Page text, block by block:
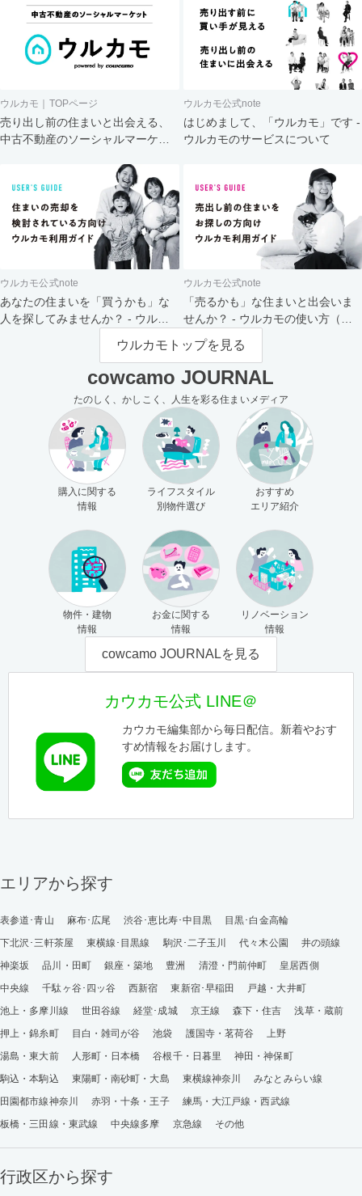
ウルカモ｜TOPページ
売り出し前の住まいと出会える、
中古不動産のソーシャルマーケッ
ウルカモ公式note
はじめまして、「ウルカモ」です -
ウルカモのサービスについて
ウルカモ公式note
あなたの住まいを「買うかも」な
人を探してみませんか？ - ウルカ
ウルカモ公式note
「売るかも」な住まいと出会いま
せんか？ - ウルカモの使い方（買
主さま向け）
ウルカモトップを見る
cowcamo JOURNAL
たのしく、かしこく、人生を彩る住まいメディア
購入に関する
情報
ライフスタイル
別物件選び
おすすめ
エリア紹介
物件・建物
情報
お金に関する
情報
リノベーション
情報
cowcamo JOURNALを見る
カウカモ公式 LINE＠
カウカモ編集部から毎日配信。新着やおす
すめ情報をお届けします。
エリアから探す
表参道･青山 麻布･広尾 渋谷･恵比寿･中目黒
目黒･白金高輪
下北沢･三軒茶屋
東横線･目黒線 駒沢･二子玉川 代々木公園
井の頭線
神楽坂
品川・田町 銀座・築地 豊洲 清澄・門前仲町
皇居西側
中央線
千駄ヶ谷･四ッ谷 西新宿 東新宿･早稲田
戸越・大井町
池上・多摩川線
世田谷線 経堂･成城 京王線 森下・住吉
浅草・蔵前
押上・錦糸町
目白・雑司が谷 池袋 護国寺・茗荷谷
上野
湯島・東大前
人形町・日本橋 谷根千・日暮里
神田・神保町
駒込・本駒込
東陽町・南砂町・大島 東横線神奈川
みなとみらい線
田園都市線神奈川
赤羽・十条・王子
練馬・大江戸線・西武線
板橋・三田線・東武線
中央線多摩 京急線 その他
行政区から探す